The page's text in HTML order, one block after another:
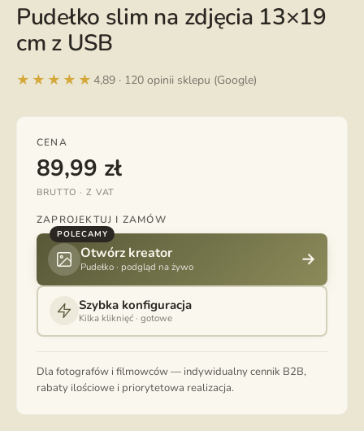
Pudełko slim na zdjęcia 13×19
cm z USB
★★★★★ 4,89 · 120 opinii sklepu (Google)
CENA
89,99 zł
BRUTTO · Z VAT
ZAPROJEKTUJ I ZAMÓW
POLECAMY
Otwórz kreator
Pudełko · podgląd na żywo →
Szybka konfiguracja
Kilka kliknięć · gotowe
Dla fotografów i filmowców — indywidualny cennik B2B,
rabaty ilościowe i priorytetowa realizacja.